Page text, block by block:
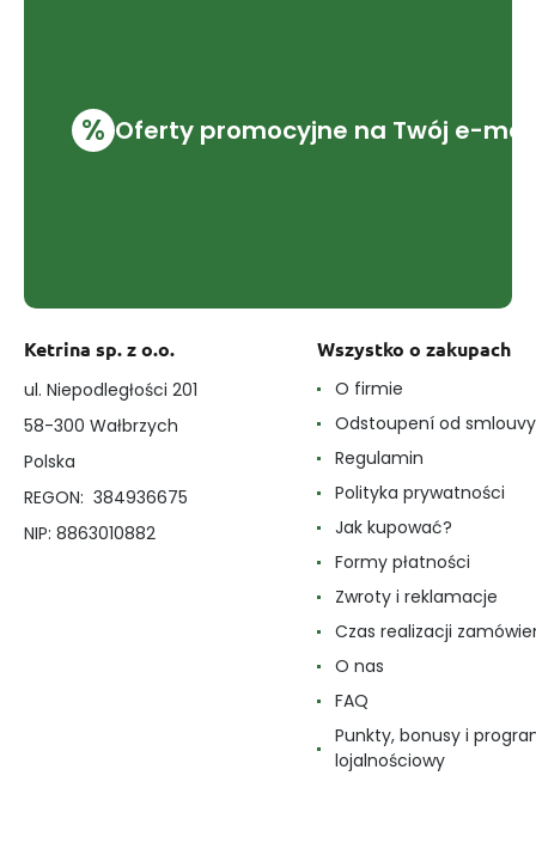
% Oferty promocyjne na Twój e-mail
Ketrina sp. z o.o.
ul. Niepodległości 201
58-300 Wałbrzych
Polska
REGON: 384936675
NIP: 8863010882
Wszystko o zakupach
O firmie
Odstoupení od smlouvy
Regulamin
Polityka prywatności
Jak kupować?
Formy płatności
Zwroty i reklamacje
Czas realizacji
O nas
FAQ
Punkty, bonusy i
lojalnościowy